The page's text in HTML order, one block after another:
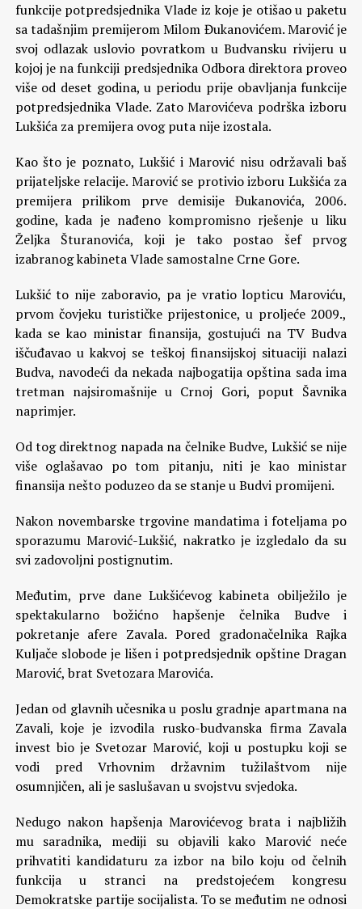
funkcije potpredsjednika Vlade iz koje je otišao u paketu
sa tadašnjim premijerom Milom Đukanovićem. Marović je
svoj odlazak uslovio povratkom u Budvansku rivijeru u
kojoj je na funkciji predsjednika Odbora direktora proveo
više od deset godina, u periodu prije obavljanja funkcije
potpredsjednika Vlade. Zato Marovićeva podrška izboru
Lukšića za premijera ovog puta nije izostala.
Kao što je poznato, Lukšić i Marović nisu održavali baš
prijateljske relacije. Marović se protivio izboru Lukšića za
premijera prilikom prve demisije Đukanovića, 2006.
godine, kada je nađeno kompromisno rješenje u liku
Željka Šturanovića, koji je tako postao šef prvog
izabranog kabineta Vlade samostalne Crne Gore.
Lukšić to nije zaboravio, pa je vratio lopticu Maroviću,
prvom čovjeku turističke prijestonice, u proljeće 2009.,
kada se kao ministar finansija, gostujući na TV Budva
iščuđavao u kakvoj se teškoj finansijskoj situaciji nalazi
Budva, navodeći da nekada najbogatija opština sada ima
tretman najsiromašnije u Crnoj Gori, poput Šavnika
naprimjer.
Od tog direktnog napada na čelnike Budve, Lukšić se nije
više oglašavao po tom pitanju, niti je kao ministar
finansija nešto poduzeo da se stanje u Budvi promijeni.
Nakon novembarske trgovine mandatima i foteljama po
sporazumu Marović-Lukšić, nakratko je izgledalo da su
svi zadovoljni postignutim.
Međutim, prve dane Lukšićevog kabineta obilježilo je
spektakularno božićno hapšenje čelnika Budve i
pokretanje afere Zavala. Pored gradonačelnika Rajka
Kuljače slobode je lišen i potpredsjednik opštine Dragan
Marović, brat Svetozara Marovića.
Jedan od glavnih učesnika u poslu gradnje apartmana na
Zavali, koje je izvodila rusko-budvanska firma Zavala
invest bio je Svetozar Marović, koji u postupku koji se
vodi pred Vrhovnim državnim tužilaštvom nije
osumnjičen, ali je saslušavan u svojstvu svjedoka.
Nedugo nakon hapšenja Marovićevog brata i najbližih
mu saradnika, mediji su objavili kako Marović neće
prihvatiti kandidaturu za izbor na bilo koju od čelnih
funkcija u stranci na predstojećem kongresu
Demokratske partije socijalista. To se međutim ne odnosi